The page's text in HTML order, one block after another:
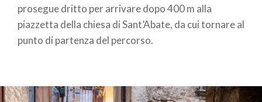
prosegue dritto per arrivare dopo 400 m alla
piazzetta della chiesa di Sant’Abate, da cui tornare al
punto di partenza del percorso.